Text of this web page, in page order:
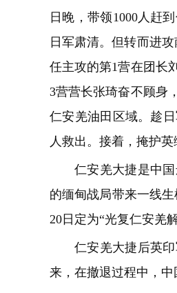
日晚，带领1000人赶
日军肃清。但转而进
任主攻的第1营在团长
3营营长张琦奋不顾身
仁安羌油田区域。趁
人救出。接着，掩护英
仁安羌大捷是中
的缅甸战局带来一线
20日定为“光复仁安羌
仁安羌大捷后英
来，在撤退过程中，中